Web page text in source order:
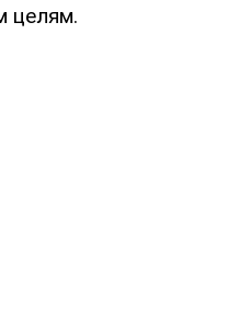
целям.